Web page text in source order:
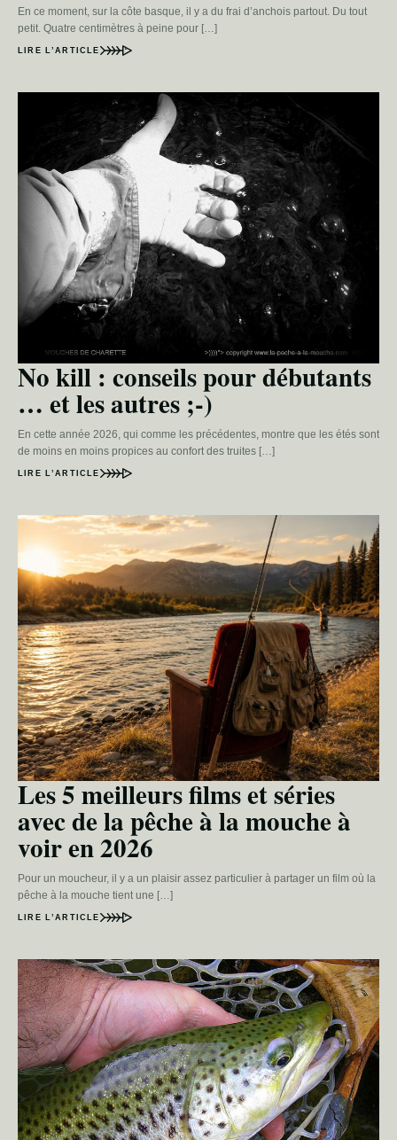
En ce moment, sur la côte basque, il y a du frai d’anchois partout. Du tout
petit. Quatre centimètres à peine pour […]
LIRE L’ARTICLE
No kill : conseils pour débutants
… et les autres ;-)
En cette année 2026, qui comme les précédentes, montre que les étés sont
de moins en moins propices au confort des truites […]
LIRE L’ARTICLE
Les 5 meilleurs films et séries
avec de la pêche à la mouche à
voir en 2026
Pour un moucheur, il y a un plaisir assez particulier à partager un film où la
pêche à la mouche tient une […]
LIRE L’ARTICLE